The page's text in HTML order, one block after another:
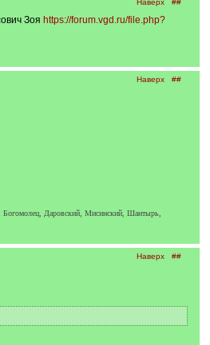
Наверх ##
Зоя https://forum.vgd.ru/file.php?
Наверх ##
Богомолец, Даровский, Мисинский, Шантырь,
Наверх ##